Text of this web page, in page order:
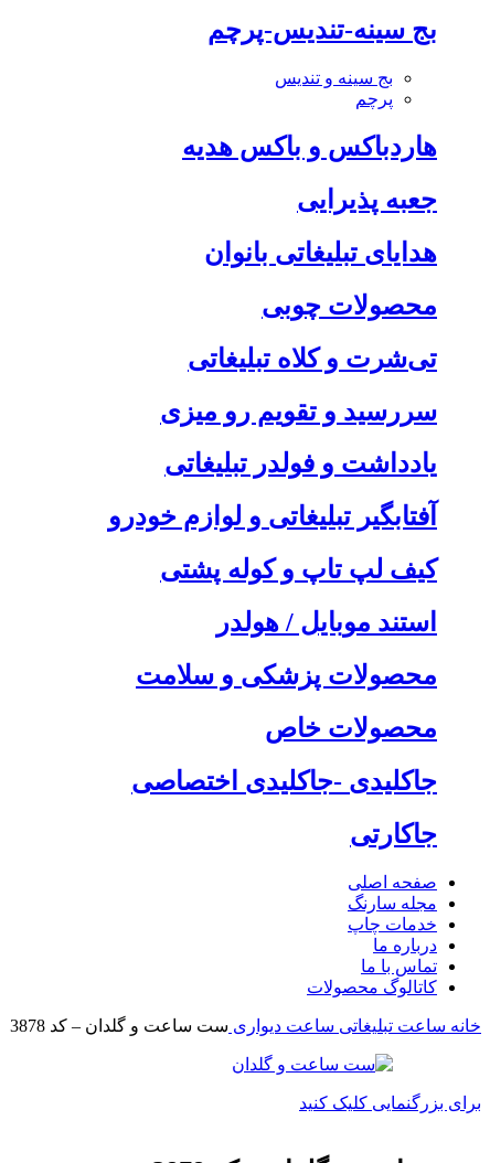
بج سینه-تندیس-پرچم
بج سینه و تندیس
پرچم
هاردباکس و باکس هدیه
جعبه پذیرایی
هدایای تبلیغاتی بانوان
محصولات چوبی
تی‌شرت و کلاه تبلیغاتی
سررسید و تقویم رو میزی
یادداشت و فولدر تبلیغاتی
آفتابگیر تبلیغاتی و لوازم خودرو
کیف لپ تاپ و کوله پشتی
استند موبایل / هولدر
محصولات پزشکی و سلامت
محصولات خاص
جاکلیدی -جاکلیدی اختصاصی
جاکارتی
صفحه اصلی
مجله سارنگ
خدمات چاپ
درباره ما
تماس با ما
کاتالوگ محصولات
خانه ساعت تبلیغاتی ساعت دیواری ست ساعت و گلدان – کد 3878
برای بزرگنمایی کلیک کنید